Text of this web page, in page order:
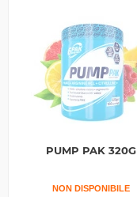
PUMP PAK 320G
NON DISPONIBILE